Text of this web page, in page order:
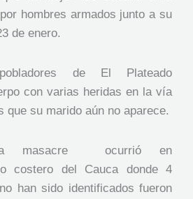
hombres armados junto a su
de enero.
pobladores de El Plateado
con varias heridas en la vía
que su marido aún no aparece.
masacre ocurrió en
costero del Cauca donde 4
han sido identificados fueron